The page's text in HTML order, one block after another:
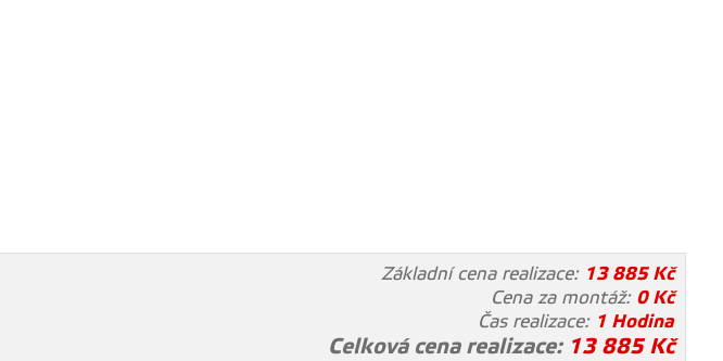
Základní cena realizace: 13 885Kč
Cena za montáž: 0Kč
Čas realizace: 1 Hodina
Celková cena realizace: 13 885Kč